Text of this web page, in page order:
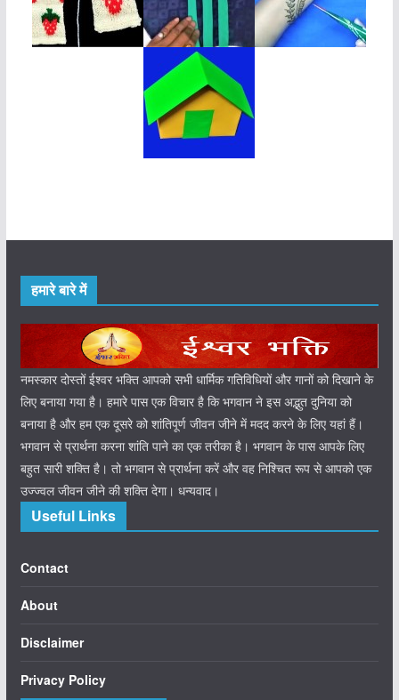
हमारे बारे में
नमस्कार दोस्तों ईश्वर भक्ति आपको सभी धार्मिक गतिविधियों और गानों को दिखाने के
लिए बनाया गया है। हमारे पास एक विचार है कि भगवान ने इस अद्भुत दुनिया को
बनाया है और हम एक दूसरे को शांतिपूर्ण जीवन जीने में मदद करने के लिए यहां हैं।
भगवान से प्रार्थना करना शांति पाने का एक तरीका है। भगवान के पास आपके लिए
बहुत सारी शक्ति है। तो भगवान से प्रार्थना करें और वह निश्चित रूप से आपको एक
उज्ज्वल जीवन जीने की शक्ति देगा। धन्यवाद।
Useful Links
Contact
About
Disclaimer
Privacy Policy